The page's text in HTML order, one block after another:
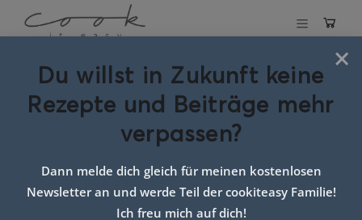
Schlagwort:
prospero serie
×
Du willst in Zukunft keine
Rezepte und Beiträge mehr
verpassen?
Dann melde dich gleich für meinen kostenlosen
Newsletter an und werde Teil der cookiteasy Familie!
Ich freu mich auf dich!